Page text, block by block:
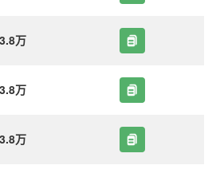
3.8万
3.8万
3.8万